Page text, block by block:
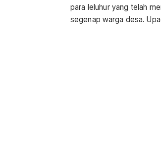
para leluhur yang telah
segenap warga desa.